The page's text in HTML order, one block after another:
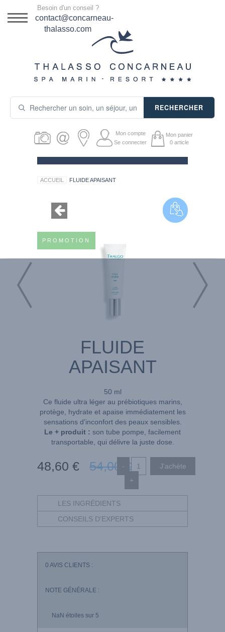
DESTINATION
SÉJOURS THALASSO
PRODUITS COSMÉTIQUES
GUIDE CADEAUX
Besoin d'un conseil ?
contact@concarneau-
thalasso.com
RECHERCHER
Mon compte
Se connecter
Mon panier
0 article
ACCUEIL FLUIDE APAISANT
PROMOTION
FLUIDE
APAISANT
50 ml
Ce fluide ultra léger au prébiotiques marins,
protège, hydrate et apaise immédiatement les
sensations d'inconfort des peaux sensibles.
Le + produit : son tube pompe, facilement
transportable, qui délivre la juste dose.
48,60 € 54,00 €
-
+
LES INGRÉDIENTS
CONSEILS D'EXPERTS
0 AVIS CLIENTS :
NOTE GÉNÉRALE :
NaN étoiles sur 5